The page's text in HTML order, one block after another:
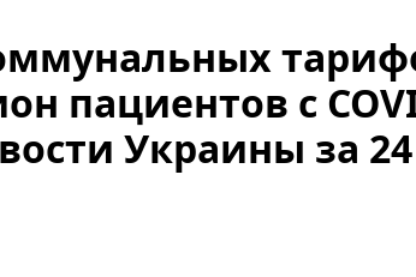
пациентов с
Украины за 24